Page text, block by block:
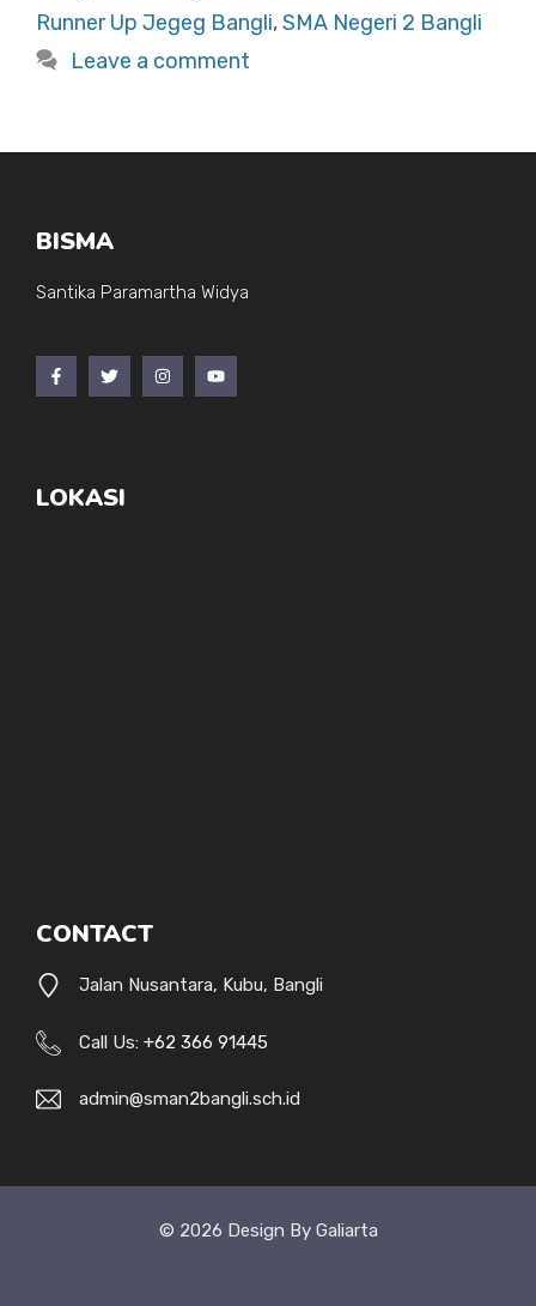
k
Runner Up Jegeg Bangli,SMA Negeri 2 Bangli
Leave a comment
BISMA
Santika Paramartha Widya
LOKASI
CONTACT
Jalan Nusantara, Kubu, Bangli
Call Us: +62 366 91445
admin@sman2bangli.sch.id
© 2026 Design By Galiarta